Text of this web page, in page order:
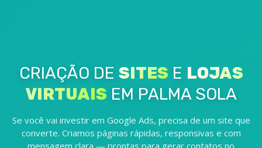
CRIAÇÃO DE SITES E LOJAS
VIRTUAIS EM PALMA SOLA
Se você vai investir em Google Ads, precisa de um site que
converte. Criamos páginas rápidas, responsivas e com
mensagem clara — prontas para gerar contatos no